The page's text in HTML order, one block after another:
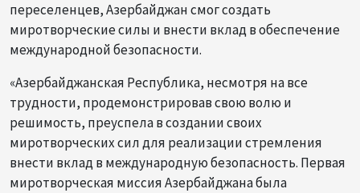
переселенцев, Азербайджан смог создать
миротворческие силы и внести вклад в обеспечение
международной безопасности.
«Азербайджанская Республика, несмотря на все
трудности, продемонстрировав свою волю и
решимость, преуспела в создании своих
миротворческих сил для реализации стремления
внести вклад в международную безопасность. Первая
миротворческая миссия Азербайджана была